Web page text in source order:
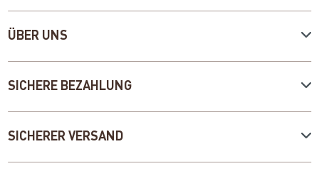
ÜBER UNS
SICHERE BEZAHLUNG
SICHERER VERSAND